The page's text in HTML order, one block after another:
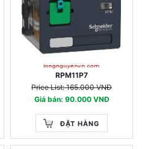
RPM11P7
Price List: 165.000 VNĐ
Giá bán: 90.000 VNĐ
ĐẶT HÀNG